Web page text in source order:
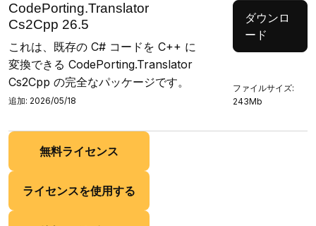
CodePorting.Translator
Cs2Cpp 26.5
これは、既存の C# コードを C++ に
変換できる CodePorting.Translator
Cs2Cpp の完全なパッケージです。
追加: 2026/05/18
ダウンロ
ード
ファイルサイズ:
243Mb
無料ライセンス
ライセンスを使用する